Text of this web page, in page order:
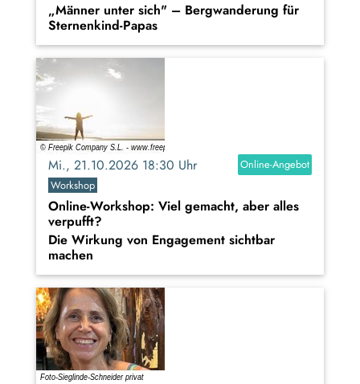
„Männer unter sich" – Bergwanderung für
Sternenkind-Papas
Mi., 21.10.2026 18:30 Uhr
Online-Angebot
Workshop
Online-Workshop: Viel gemacht, aber alles
verpufft?
Die Wirkung von Engagement sichtbar
machen